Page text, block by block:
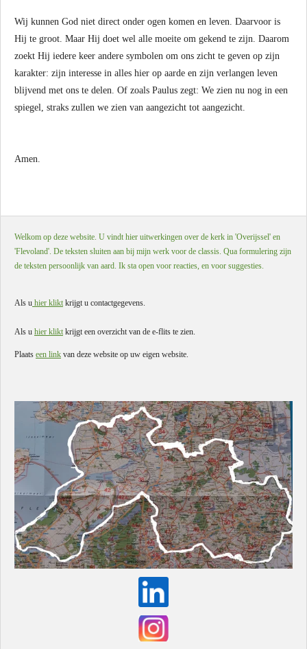
Wij kunnen God niet direct onder ogen komen en leven. Daarvoor is
Hij te groot. Maar Hij doet wel alle moeite om gekend te zijn. Daarom
zoekt Hij iedere keer andere symbolen om ons zicht te geven op zijn
karakter: zijn interesse in alles hier op aarde en zijn verlangen leven
blijvend met ons te delen. Of zoals Paulus zegt: We zien nu nog in een
spiegel, straks zullen we zien van aangezicht tot aangezicht.
Amen.
Welkom op deze website. U vindt hier uitwerkingen over de kerk in 'Overijssel' en
'Flevoland'. De teksten sluiten aan bij mijn werk voor de classis. Qua formulering zijn
de teksten persoonlijk van aard. Ik sta open voor reacties, en voor suggesties.
Als u hier klikt krijgt u contactgegevens.
Als u hier klikt krijgt een overzicht van de e-flits te zien.
Plaats een link van deze website op uw eigen website.